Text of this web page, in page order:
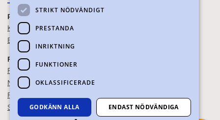
PRAKTISK INFORMATION
Kontaktuppgifter
Blanketter
FÖR SKOLPERSONAL
För SYV
Nationella studievägskoder
För gymnasieskolor
Skolportalen
STRIKT NÖDVÄNDIGT
PRESTANDA
INRIKTNING
FUNKTIONER
OKLASSIFICERADE
GODKÄNN ALLA
ENDAST NÖDVÄNDIGA